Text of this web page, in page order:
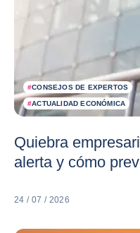
#CONSEJOS DE EXPERTOS
#ACTUALIDAD ECONÓMICA
Quiebra
alerta y cómo
24 / 07 / 2026